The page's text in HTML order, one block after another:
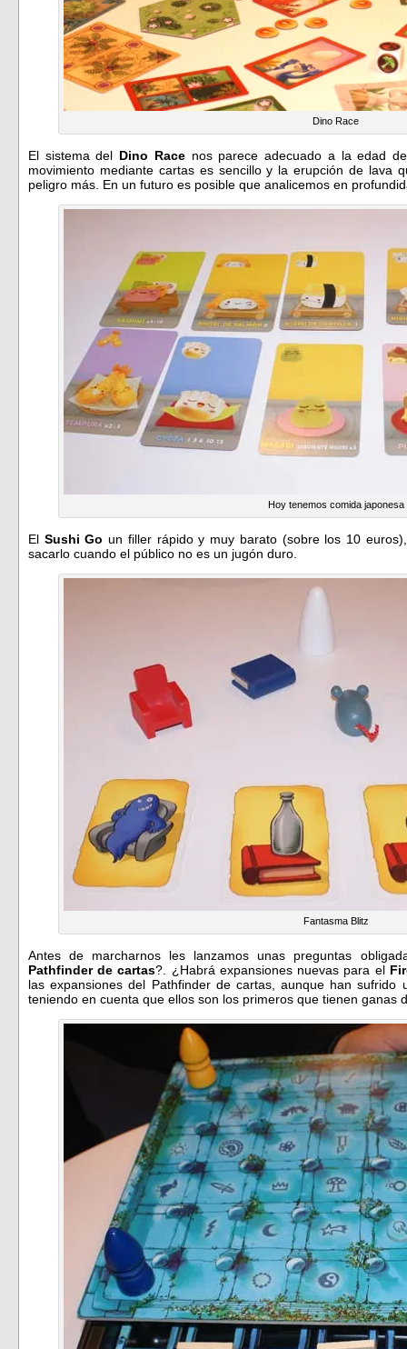
Dino Race
El sistema del Dino Racenos parece adecuado a la edad
movimiento mediante cartas es sencillo y la erupción de lava
peligro más. En un futuro es posible que analicemos en
Hoy tenemos comida japonesa
El Sushi Go un filler rápido y muy barato (sobre los 10
sacarlo cuando el público no es un jugón duro.
Fantasma Blitz
Antes de marcharnos les lanzamos unas preguntas
Pathfinder de cartas?. ¿Habrá expansiones nuevas para el
las expansiones del Pathfinder de cartas, aunque han
teniendo en cuenta que ellos son los primeros que tienen ganas